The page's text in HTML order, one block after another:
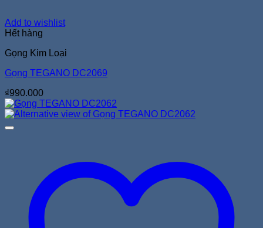
Add to wishlist
Hết hàng
Gọng Kim Loại
Gọng TEGANO DC2069
₫990.000